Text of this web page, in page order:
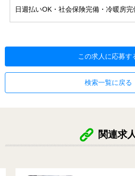
日週払いOK・社会保険完備・冷暖房完
この求人に応募す
検索一覧に戻る
関連求人